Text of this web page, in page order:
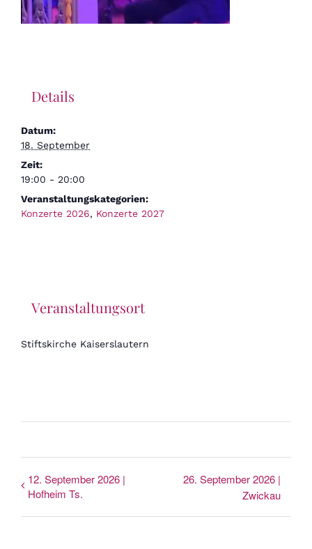
Details
Datum:
18. September
Zeit:
19:00 - 20:00
Veranstaltungskategorien:
Konzerte 2026, Konzerte 2027
Veranstaltungsort
Stiftskirche Kaiserslautern
12. September 2026 |
Hofheim Ts.
26. September 2026 |
Zwickau